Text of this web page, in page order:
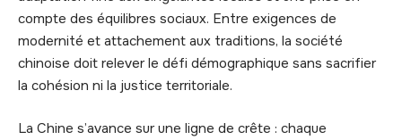
compte des équilibres sociaux. Entre exigences de
modernité et attachement aux traditions, la société
chinoise doit relever le défi démographique sans sacrifier
la cohésion ni la justice territoriale.
La Chine s’avance sur une ligne de crête : chaque